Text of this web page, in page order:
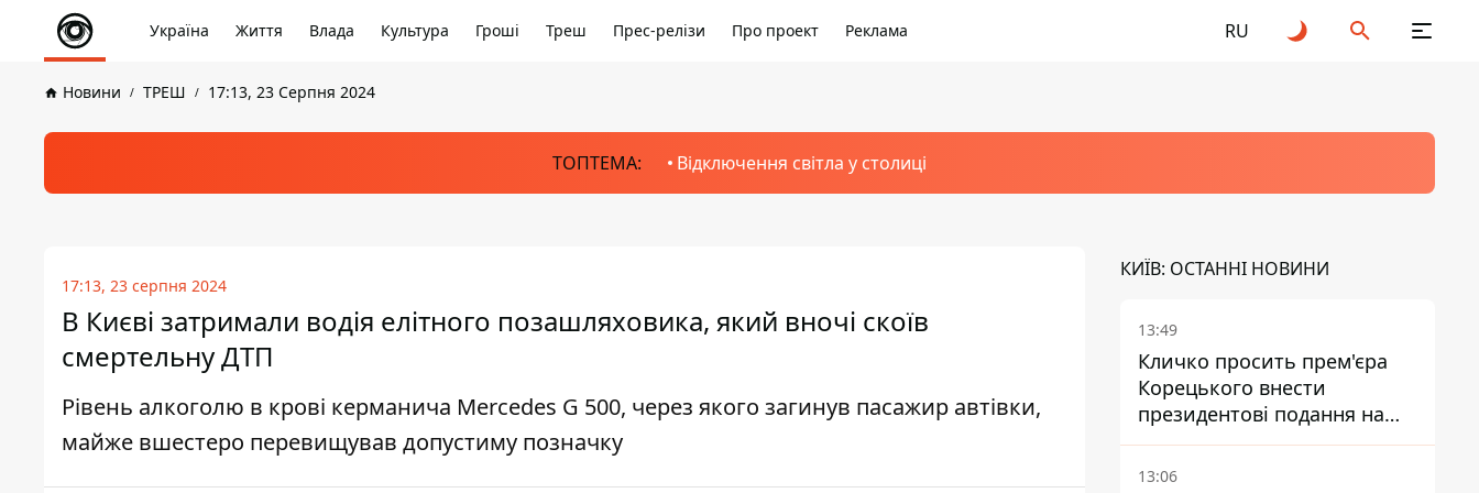
Україна Життя Влада Культура Гроші Треш Прес-релізи Про проект Реклама RU
Новини ТРЕШ 17:13, 23 Серпня 2024
ТОПТЕМА: Відключення світла у столиці
17:13, 23 серпня 2024
В Києві затримали водія елітного позашляховика, який вночі скоїв
смертельну ДТП
Рівень алкоголю в крові керманича Mercedes G 500, через якого загинув пасажир автівки,
майже вшестеро перевищував допустиму позначку
КИЇВ: ОСТАННІ НОВИНИ
13:49
Кличко просить прем'єра
Корецького внести
президентові подання на
звільнення володаря
Троєщини Бахматова
13:06